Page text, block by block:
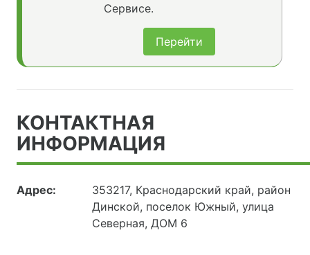
Сервисе.
Перейти
КОНТАКТНАЯ
ИНФОРМАЦИЯ
Адрес:
353217, Краснодарский край, район
Динской, поселок Южный, улица
Северная, ДОМ 6